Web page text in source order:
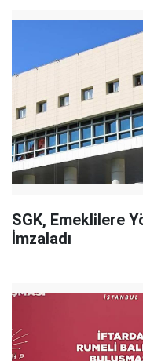
SGK, Emeklilere
İmzaladı